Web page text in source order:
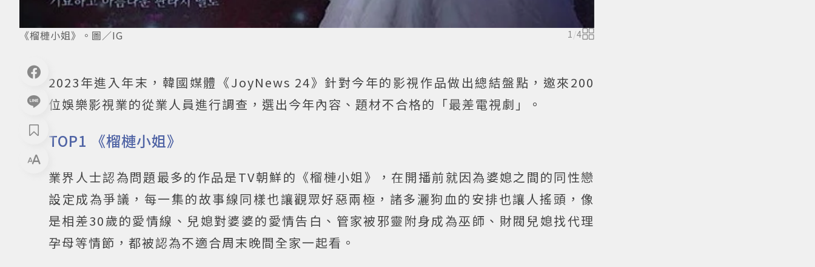
《榴槤小姐》。圖／IG 1/4
2023年進入年末，韓國媒體《JoyNews 24》針對今年的影視作品做出總結盤點，邀來200
位娛樂影視業的從業人員進行調查，選出今年內容、題材不合格的「最差電視劇」。
TOP1 《榴槤小姐》
業界人士認為問題最多的作品是TV朝鮮的《榴槤小姐》，在開播前就因為婆媳之間的同性戀
設定成為爭議，每一集的故事線同樣也讓觀眾好惡兩極，諸多灑狗血的安排也讓人搖頭，像
是相差30歲的愛情線、兒媳對婆婆的愛情告白、管家被邪靈附身成為巫師、財閥兒媳找代理
孕母等情節，都被認為不適合周末晚間全家一起看。